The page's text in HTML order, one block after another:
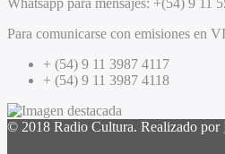
Para comunicarse con emisiones en
+ (54) 9 11 3987 4117
+ (54) 9 11 3987 4118
© 2018 Radio Cultura. Realizado por